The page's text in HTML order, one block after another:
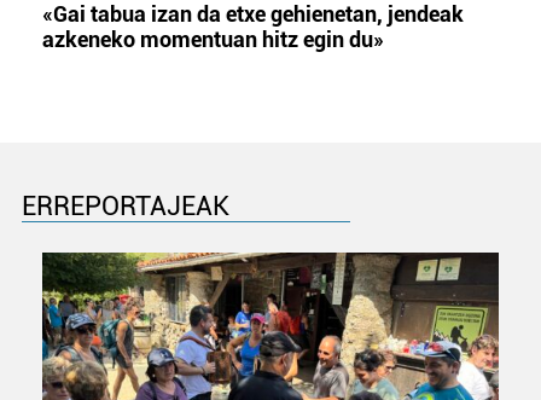
«Gai tabua izan da etxe gehienetan, jendeak
azkeneko momentuan hitz egin du»
ERREPORTAJEAK